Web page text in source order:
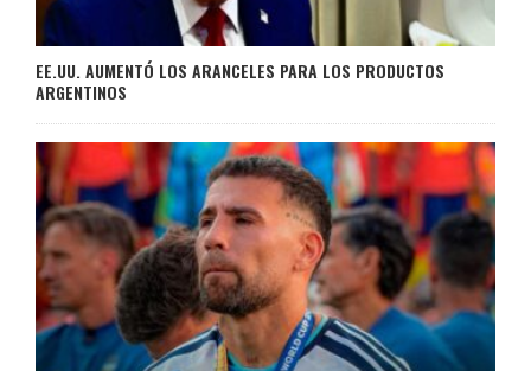
EE.UU. AUMENTÓ LOS ARANCELES PARA LOS PRODUCTOS
ARGENTINOS